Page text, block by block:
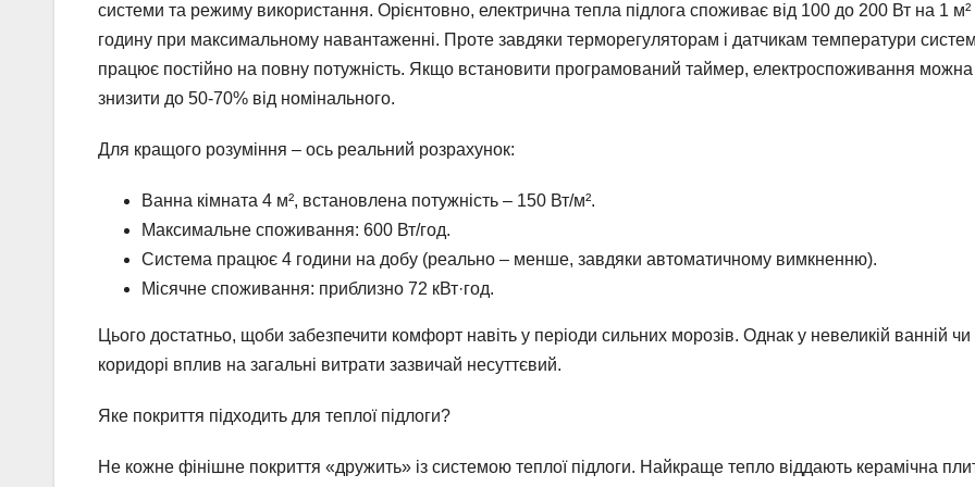
системи та режиму використання. Орієнтовно, електрична тепла підлога споживає від 100 до 200 Вт на 1 м²
годину при максимальному навантаженні. Проте завдяки терморегуляторам і датчикам температури
працює постійно на повну потужність. Якщо встановити програмований таймер, електроспоживання можна
знизити до 50-70% від номінального.
Для кращого розуміння – ось реальний розрахунок:
Ванна кімната 4 м², встановлена потужність – 150 Вт/м².
Максимальне споживання: 600 Вт/год.
Система працює 4 години на добу (реально – менше, завдяки автоматичному вимкненню).
Місячне споживання: приблизно 72 кВт·год.
Цього достатньо, щоби забезпечити комфорт навіть у періоди сильних морозів. Однак у невеликій ванній чи
коридорі вплив на загальні витрати зазвичай несуттєвий.
Яке покриття підходить для теплої підлоги?
Не кожне фінішне покриття «дружить» із системою теплої підлоги. Найкраще тепло віддають керамічна